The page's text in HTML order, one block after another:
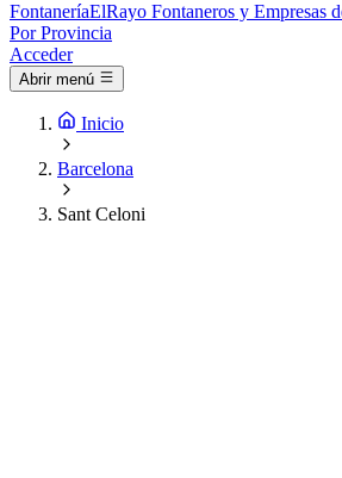
FontaneríaElRayo Fontaneros y Empresas
Por Provincia
Acceder
Abrir menú
Inicio
Barcelona
Sant Celoni